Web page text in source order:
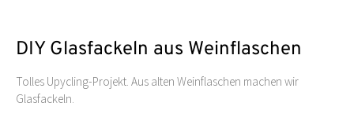
DIY Glasfackeln aus Weinflaschen
Tolles Upycling-Projekt. Aus alten Weinflaschen machen wir
Glasfackeln.